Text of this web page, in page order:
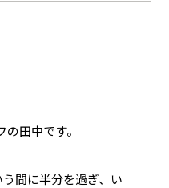
田中です。
間に半分を過ぎ、い